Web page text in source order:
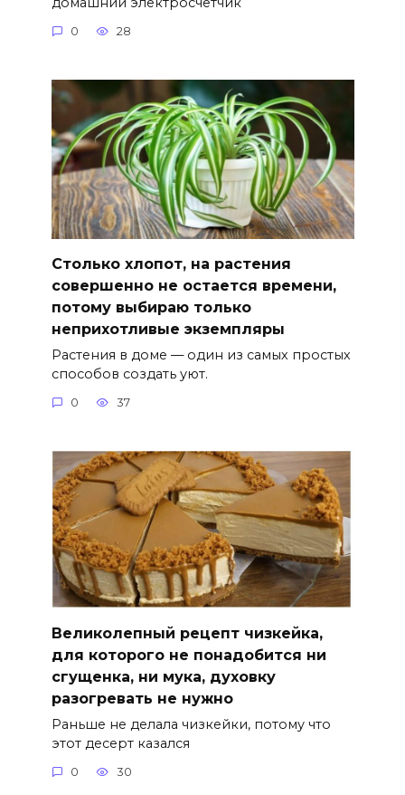
0 28
Столько хлопот, на растения
совершенно не остается времени,
потому выбираю только
неприхотливые экземпляры
Растения в доме — один из самых простых
способов создать уют.
0 37
Великолепный рецепт чизкейка,
для которого не понадобится ни
сгущенка, ни мука, духовку
разогревать не нужно
Раньше не делала чизкейки, потому что
этот десерт казался
0 30